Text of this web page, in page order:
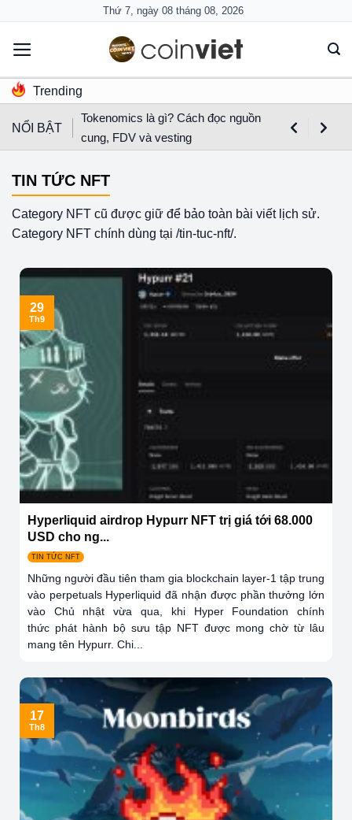
content
Thứ 7, ngày 08 tháng 08, 2026
Trending
NỔI BẬT
Tokenomics là gì? Cách đọc nguồn
cung, FDV và vesting
TIN TỨC NFT
Category NFT cũ được giữ để bảo toàn bài viết lịch sử.
Category NFT chính dùng tại /tin-tuc-nft/.
Hyperliquid airdrop Hypurr NFT trị giá tới 68.000
USD cho ng...
TIN TỨC NFT
Những người đầu tiên tham gia blockchain layer-1 tập trung
vào perpetuals Hyperliquid đã nhận được phần thưởng lớn
vào Chủ nhật vừa qua, khi Hyper Foundation chính
thức phát hành bộ sưu tập NFT được mong chờ từ lâu
mang tên Hypurr. Chi...
29
Th9
17
Th8